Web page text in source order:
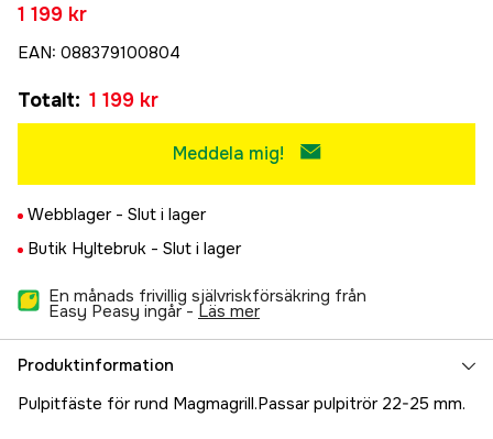
1 199 kr
EAN: 088379100804
Totalt: 1 199 kr
Meddela mig!
Webblager - Slut i lager
Butik Hyltebruk - Slut i lager
En månads frivillig självriskförsäkring från
Easy Peasy ingår - läs mer
Produktinformation
Pulpitfäste för rund Magmagrill.Passar pulpitrör 22-25 mm.